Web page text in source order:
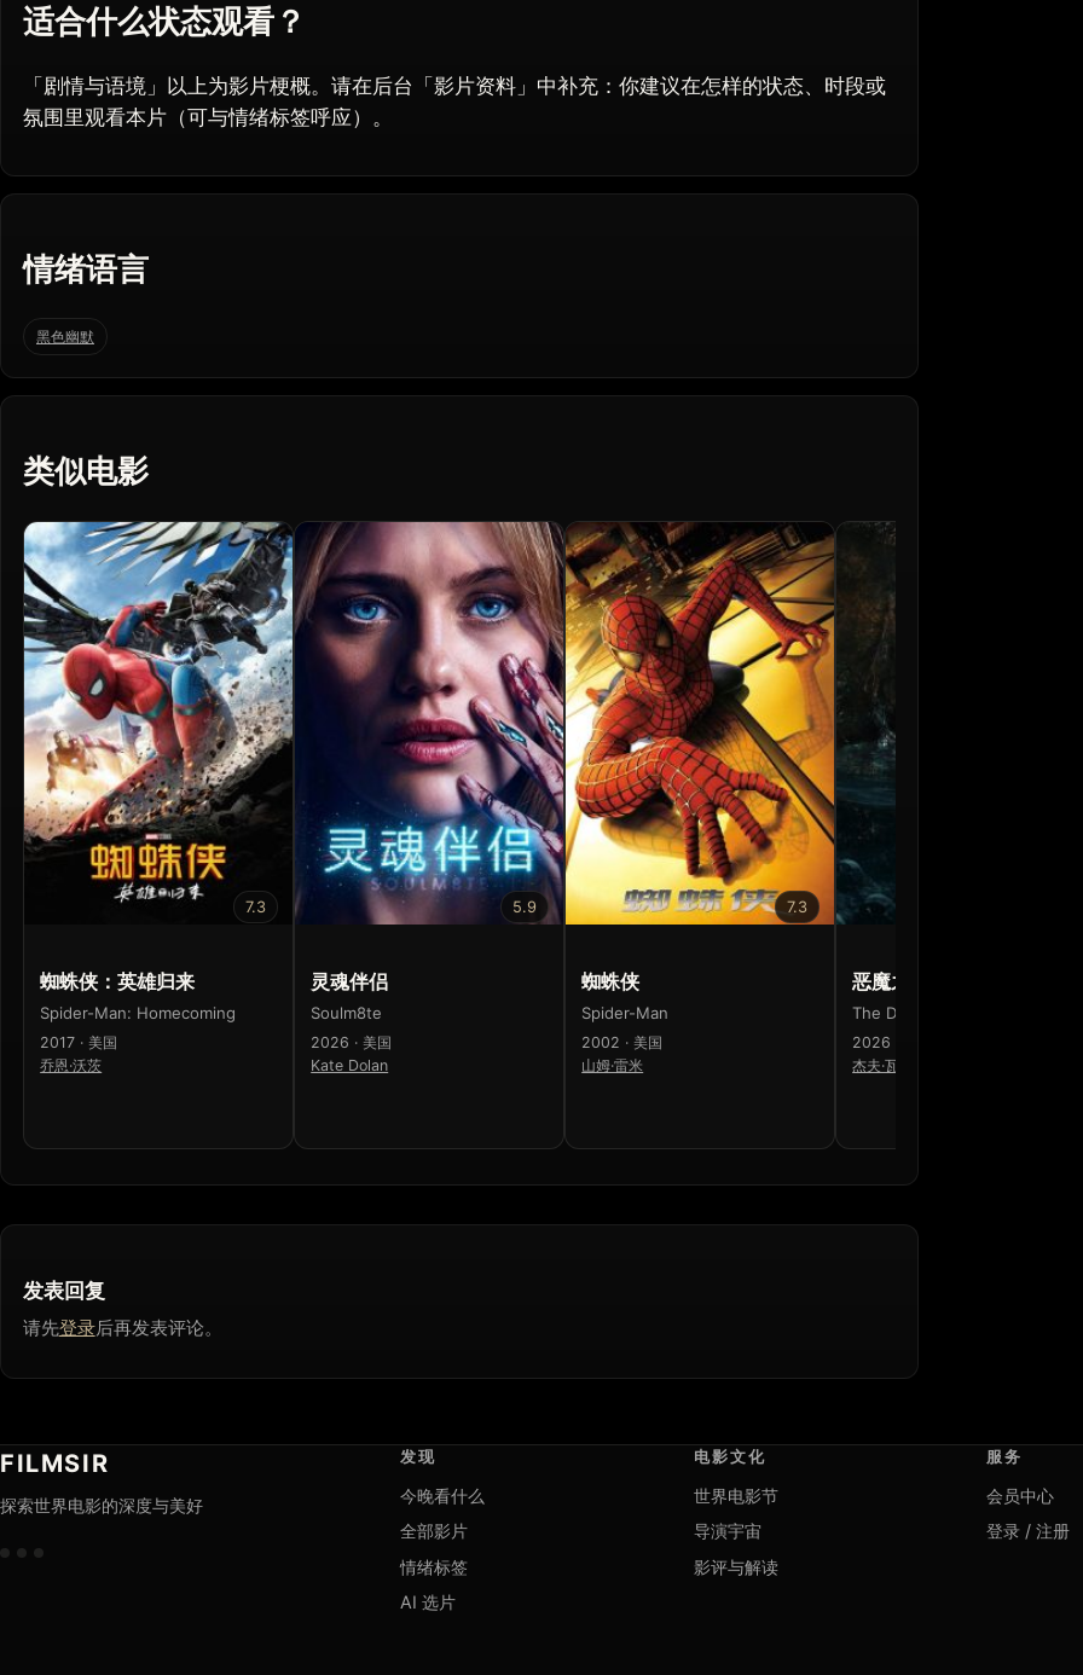
适合什么状态观看？
「剧情与语境」以上为影片梗概。请在后台「影片资料」中补充：你建议在怎样的状态、时段或
氛围里观看本片（可与情绪标签呼应）。
情绪语言
黑色幽默
类似电影
7.3
蜘蛛侠：英雄归来
Spider-Man: Homecoming
2017 · 美国
乔恩·沃茨
5.9
灵魂伴侣
Soulm8te
2026 · 美国
Kate Dolan
7.3
蜘蛛侠
Spider-Man
2002 · 美国
山姆·雷米
恶魔之口
The Devil's Mouth
2026 · 美国
杰夫·瓦德洛
发表回复
请先登录后再发表评论。
FILMSIR
探索世界电影的深度与美好
发现
今晚看什么
全部影片
情绪标签
AI 选片
电影文化
世界电影节
导演宇宙
影评与解读
服务
会员中心
登录 / 注册